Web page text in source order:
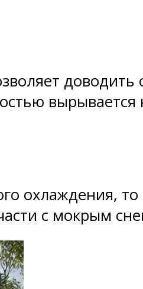
доводить
вырывается
охлаждения, то
с мокрым